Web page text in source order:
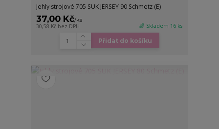
Jehly strojové 705 SUK JERSEY 90 Schmetz (E)
37,00 Kč/ks
30,58 Kč bez DPH 🌈 Skladem 16 ks
Přidat do košíku